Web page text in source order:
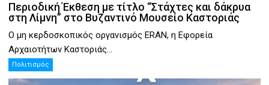
Περιοδική Έκθεση με τίτλο “Στάχτες και δάκρυα
στη Λίμνη” στο Βυζαντινό Μουσείο Καστοριάς
Ο μη κερδοσκοπικός οργανισμός ERAN, η Εφορεία
Αρχαιοτήτων Καστοριάς...
Πολιτισμός